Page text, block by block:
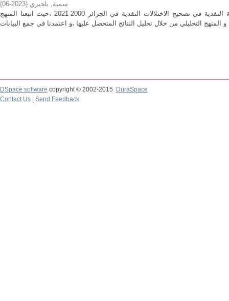
سمية, بلخيري (
2023-06
)
هدفت الدراسة للبحث عن فعالية السياسة النقدية في تصحيح الاختلالات النقدية في الجزائر 2000-2021 ،حيث اتبعنا المنهج
DSpace software copyright © 2002-2015
DuraSpace
Contact Us
Send Feedback